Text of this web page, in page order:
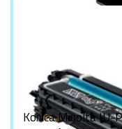
Konica Minolta IU-